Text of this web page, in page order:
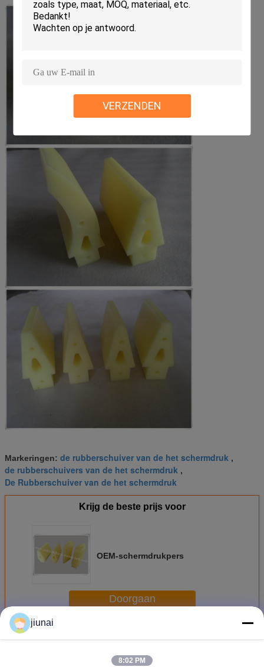
VERZENDEN
Markeringen: de rubberschuiver van de het schermdruk ,
de rubberschuivers van de het schermdruk ,
De Rubberschuiver van de het schermdruk
Krijg de beste prijs voor
OEM-schermdrukpers
Doorgaan
MeerDe Rubberschuiver van de het schermdruk
jiunai
8:02 PM